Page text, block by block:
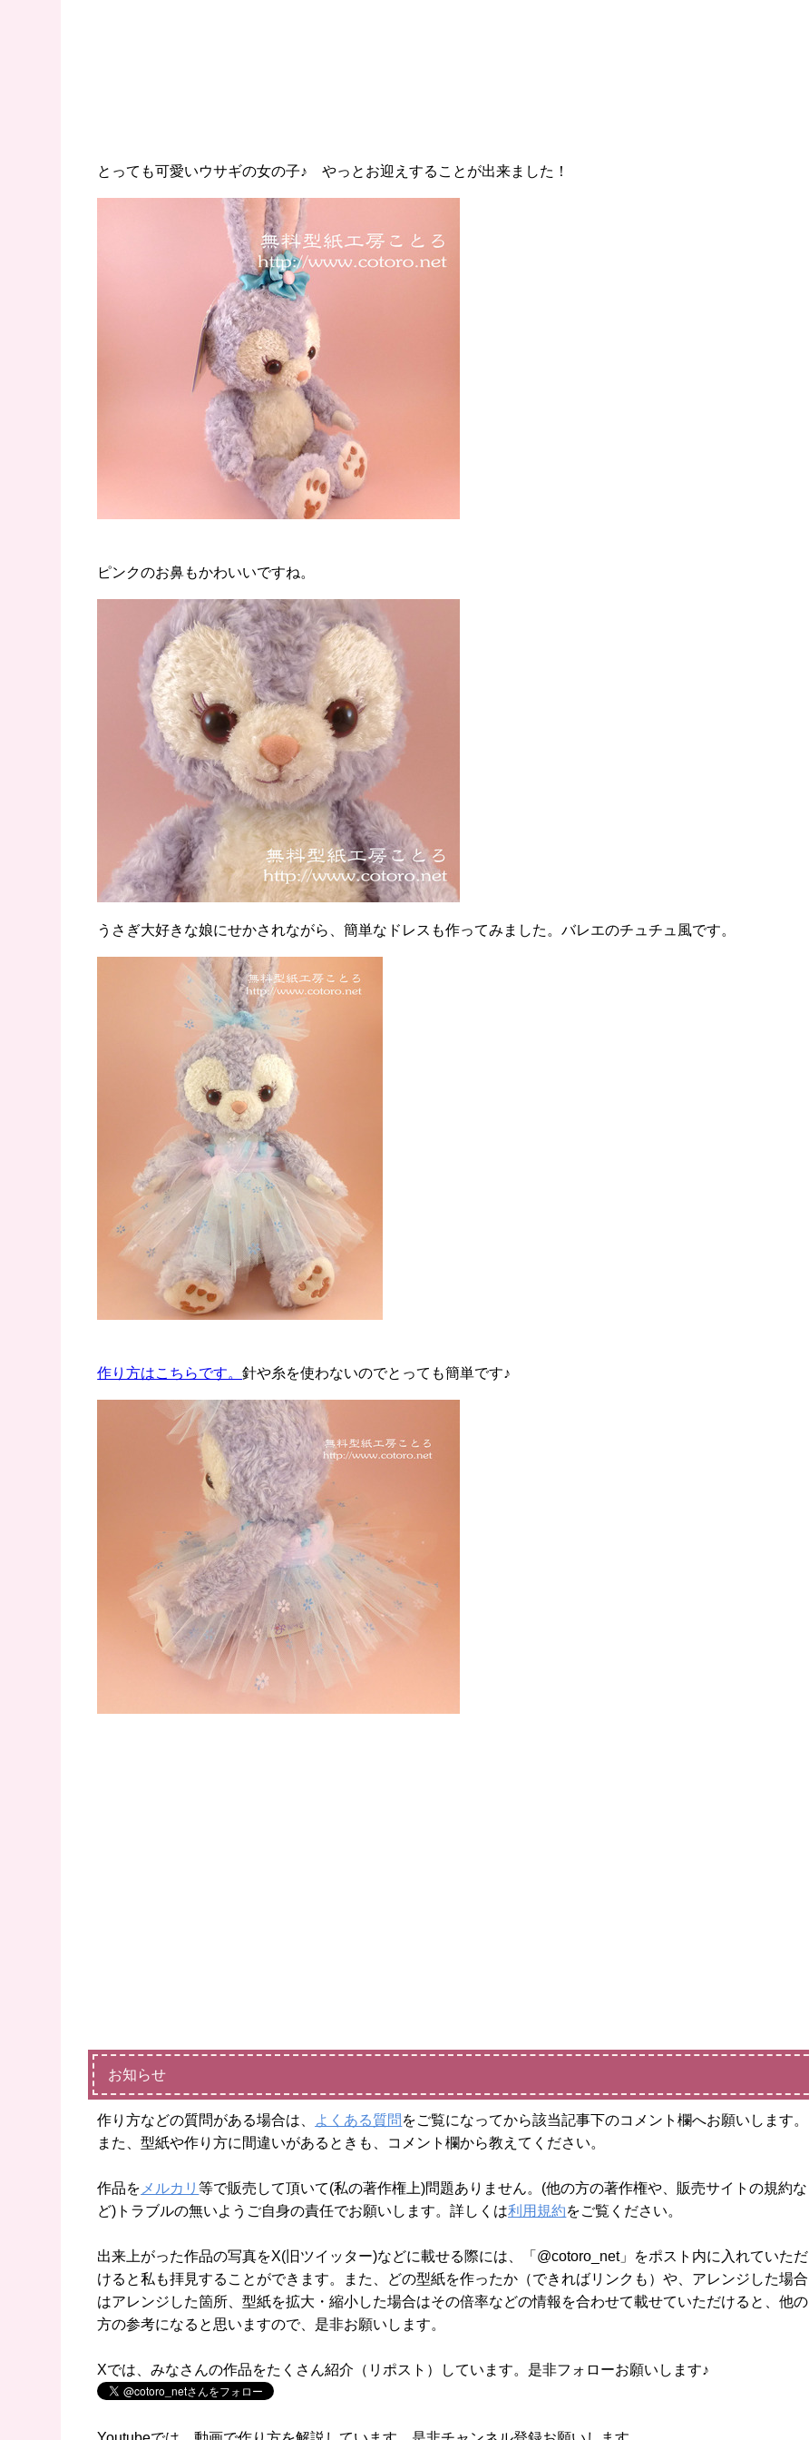
とっても可愛いウサギの女の子♪ やっとお迎えすることが出来ました！
ピンクのお鼻もかわいいですね。
うさぎ大好きな娘にせかされながら、簡単なドレスも作ってみました。バレエのチュチュ風です。
作り方はこちらです。針や糸を使わないのでとっても簡単です♪
お知らせ
作り方などの質問がある場合は、 よくある質問 をご覧になってから該当記事下のコメント欄へお願いします。
また、型紙や作り方に間違いがあるときも、コメント欄から教えてください。
作品を メルカリ等で販売して頂いて(私の著作権上)問題ありません。(他の方の著作権や、販売サイトの規約な
ど)トラブルの無いようご自身の責任でお願いします。詳しくは利用規約をご覧ください。
出来上がった作品の写真をX(旧ツイッター)などに載せる際には、「@cotoro_net」をポスト内に入れていただ
けると私も拝見することができます。また、どの型紙を作ったか（できればリンクも）や、アレンジした場合
はアレンジした箇所、型紙を拡大・縮小した場合はその倍率などの情報を合わせて載せていただけると、他の
方の参考になると思いますので、是非お願いします。
Xでは、みなさんの作品をたくさん紹介（リポスト）しています。是非フォローお願いします♪
Youtubeでは、動画で作り方を解説しています。是非チャンネル登録お願いします。